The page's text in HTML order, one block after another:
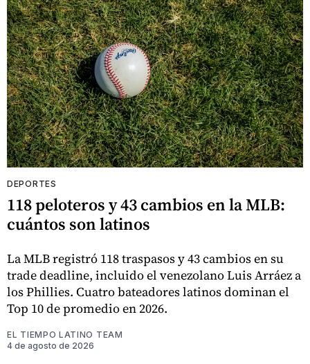
DEPORTES
118 peloteros y 43 cambios en la MLB:
cuántos son latinos
La MLB registró 118 traspasos y 43 cambios en su
trade deadline, incluido el venezolano Luis Arráez a
los Phillies. Cuatro bateadores latinos dominan el
Top 10 de promedio en 2026.
EL TIEMPO LATINO TEAM
4 de agosto de 2026